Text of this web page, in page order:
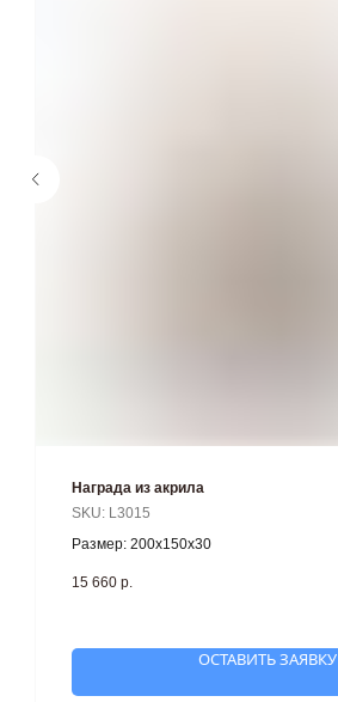
Награда из акрила
SKU: L3015
Размер: 200х150х30
15 660 р.
ОСТАВИТЬ ЗАЯВКУ